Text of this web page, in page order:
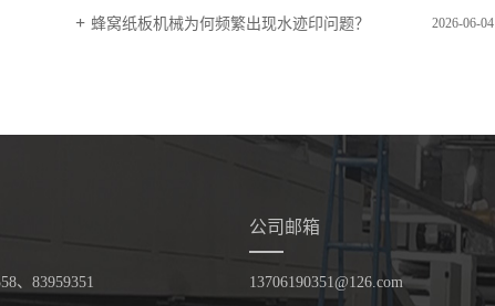
蜂窝纸板机械为何频繁出现水迹印问题？ 2026-06-04
、83959351
公司邮箱
13706190351@126.com